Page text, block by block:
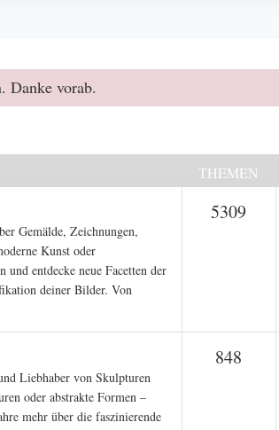
Danke vorab.
THEMEN
Gemälde, Zeichnungen,
Kunst oder
und entdecke neue Facetten der
deiner Bilder. Von
5309
Liebhaber von Skulpturen
oder abstrakte Formen –
mehr über die faszinierende
848